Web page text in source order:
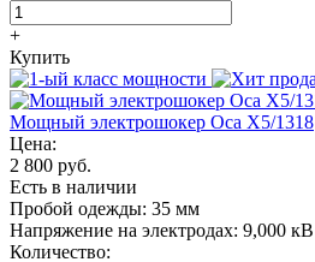
+
Купить
Мощный электрошокер Oса X5/1318
Цена:
2 800 руб.
Есть в наличии
Пробой одежды: 35 мм
Напряжение на электродах: 9,000 кВ
Количество: